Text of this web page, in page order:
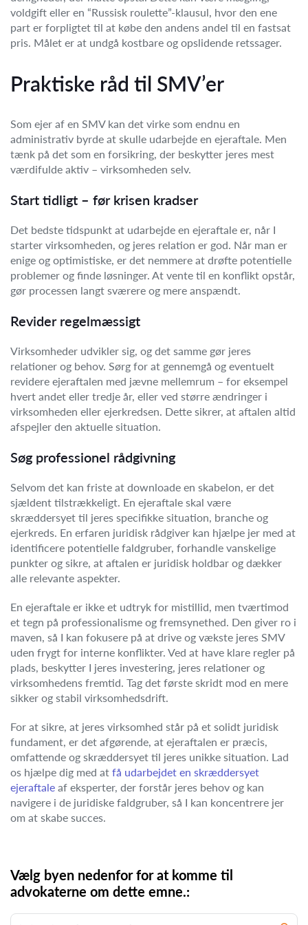
voldgift eller en “Russisk roulette”-klausul, hvor den ene
part er forpligtet til at købe den andens andel til en fastsat
pris. Målet er at undgå kostbare og opslidende retssager.
Praktiske råd til SMV’er
Som ejer af en SMV kan det virke som endnu en
administrativ byrde at skulle udarbejde en ejeraftale. Men
tænk på det som en forsikring, der beskytter jeres mest
værdifulde aktiv – virksomheden selv.
Start tidligt – før krisen kradser
Det bedste tidspunkt at udarbejde en ejeraftale er, når I
starter virksomheden, og jeres relation er god. Når man er
enige og optimistiske, er det nemmere at drøfte potentielle
problemer og finde løsninger. At vente til en konflikt opstår,
gør processen langt sværere og mere anspændt.
Revider regelmæssigt
Virksomheder udvikler sig, og det samme gør jeres
relationer og behov. Sørg for at gennemgå og eventuelt
revidere ejeraftalen med jævne mellemrum – for eksempel
hvert andet eller tredje år, eller ved større ændringer i
virksomheden eller ejerkredsen. Dette sikrer, at aftalen altid
afspejler den aktuelle situation.
Søg professionel rådgivning
Selvom det kan friste at downloade en skabelon, er det
sjældent tilstrækkeligt. En ejeraftale skal være
skræddersyet til jeres specifikke situation, branche og
ejerkreds. En erfaren juridisk rådgiver kan hjælpe jer med at
identificere potentielle faldgruber, forhandle vanskelige
punkter og sikre, at aftalen er juridisk holdbar og dækker
alle relevante aspekter.
En ejeraftale er ikke et udtryk for mistillid, men tværtimod
et tegn på professionalisme og fremsynethed. Den giver ro i
maven, så I kan fokusere på at drive og vækste jeres SMV
uden frygt for interne konflikter. Ved at have klare regler på
plads, beskytter I jeres investering, jeres relationer og
virksomhedens fremtid. Tag det første skridt mod en mere
sikker og stabil virksomhedsdrift.
For at sikre, at jeres virksomhed står på et solidt juridisk
fundament, er det afgørende, at ejeraftalen er præcis,
omfattende og skræddersyet til jeres unikke situation. Lad
os hjælpe dig med at få udarbejdet en skræddersyet
ejeraftale af eksperter, der forstår jeres behov og kan
navigere i de juridiske faldgruber, så I kan koncentrere jer
om at skabe succes.
Vælg byen nedenfor for at komme til
advokaterne om dette emne.: